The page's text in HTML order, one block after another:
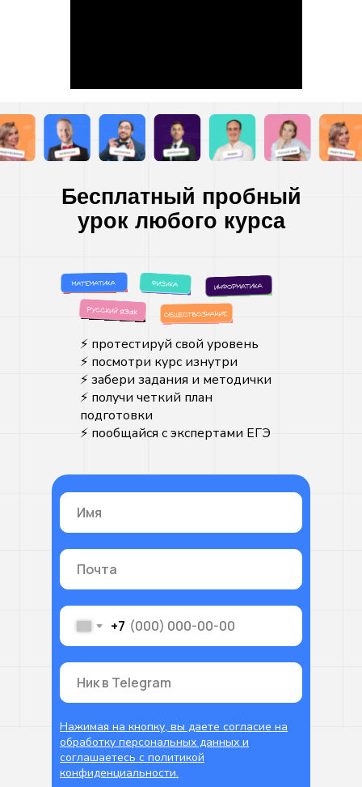
⚡️ протестируй свой уровень
⚡️ посмотри курс изнутри
⚡️ забери задания и методички
⚡️ получи четкий план
подготовки
⚡️ пообщайся с экспертами ЕГЭ
+7
Нажимая на кнопку, вы даете согласие на
обработку персональных данных и
соглашаетесь c политикой
конфиденциальности.
Бесплатный пробный
урок любого курса
ООО «ПРОФИМАТИКА»
ИНН 9701325162
Адерс: г. Москва, Потаповский
profimatika@gmail.com
Задать вопрос
ПОДПИСЫВАЙСЯ
НА НАШИ СОЦСЕТИ
Образовательная лицензия